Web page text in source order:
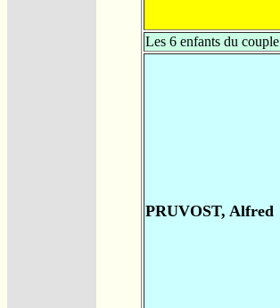
Les 6 enfants du couple
PRUVOST, Alfred